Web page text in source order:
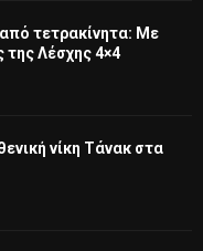
τετρακίνητα: Με
της Λέσχης 4×4
νίκη Τάνακ στα